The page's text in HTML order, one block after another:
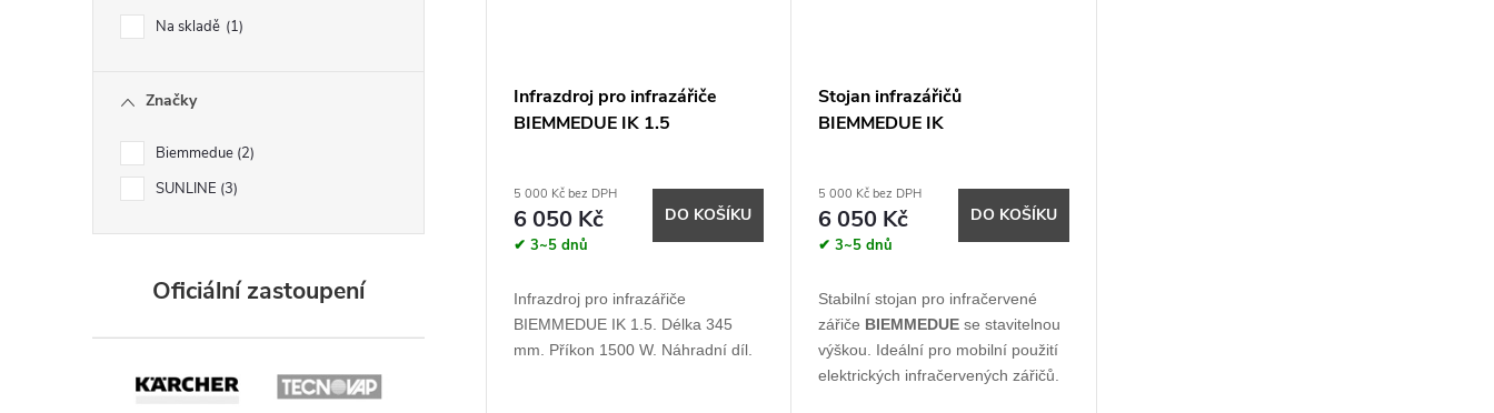
Na skladě 1
Značky
Biemmedue 2
SUNLINE 3
Oficiální zastoupení
Infrazdroj pro infrazářiče
BIEMMEDUE IK 1.5
5 000 Kč bez DPH
6 050 Kč
✔ 3~5 dnů
DO KOŠÍKU
Infrazdroj pro infrazářiče
BIEMMEDUE IK 1.5. Délka 345
mm. Příkon 1500 W. Náhradní díl.
Stojan infrazářičů
BIEMMEDUE IK
5 000 Kč bez DPH
6 050 Kč
✔ 3~5 dnů
DO KOŠÍKU
Stabilní stojan pro infračervené
zářiče BIEMMEDUEse stavitelnou
výškou. Ideální pro mobilní použití
elektrických infračervených zářičů.